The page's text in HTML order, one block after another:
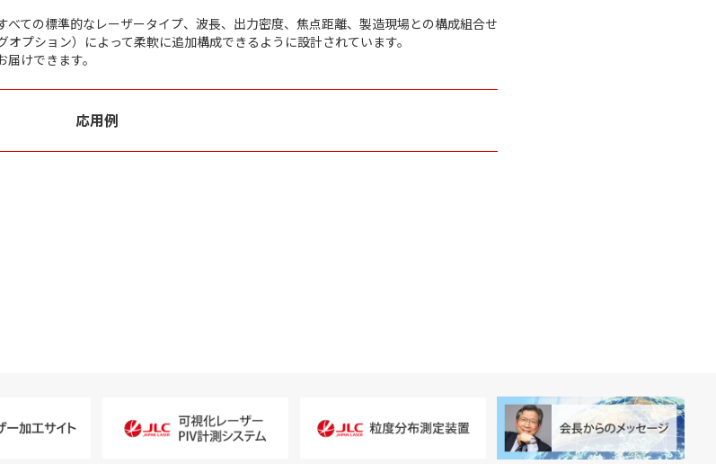
ての標準的なレーザータイプ、波長、出力密度、焦点距離、製造現場との構成組合せ
プション）によって柔軟に追加構成できるように設計されています。
けできます。
応用例